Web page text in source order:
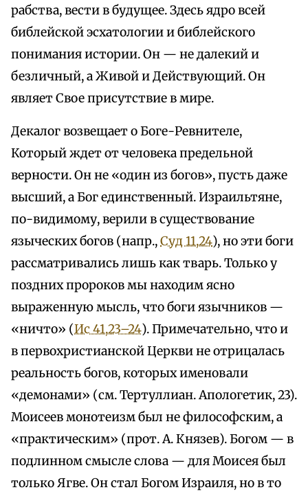
рабства, вести в будущее. Здесь ядро всей
библейской эсхатологии и библейского
понимания истории. Он — не далекий и
безличный, а Живой и Действующий. Он
являет Свое присутствие в мире.
Декалог возвещает о Боге-Ревнителе,
Который ждет от человека предельной
верности. Он не «один из богов», пусть даже
высший, а Бог единственный. Израильтяне,
по-видимому, верили в существование
языческих богов (напр.,Суд 11,24), но эти боги
рассматривались лишь как тварь. Только у
поздних пророков мы находим ясно
выраженную мысль, что боги язычников —
«ничто» (Ис 41,23–24). Примечательно, что и
в первохристианской Церкви не отрицалась
реальность богов, которых именовали
«демонами» (см. Тертуллиан. Апологетик, 23).
Моисеев монотеизм был не философским, а
«практическим» (прот. А. Князев). Богом — в
подлинном смысле слова — для Моисея был
только Ягве. Он стал Богом Израиля, но в то